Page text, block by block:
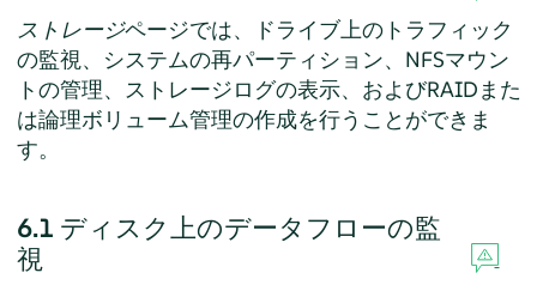
ストレージページでは、ドライブ上のトラフィック
の監視、システムの再パーティション、NFSマウン
トの管理、ストレージログの表示、およびRAIDまた
は論理ボリューム管理の作成を行うことができま
す。
6.1 ディスク上のデータフローの監
視